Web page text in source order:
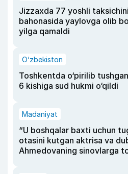
Jizzaxda 77 yoshli
bahonasida yaylovga olib
yilga qamaldi
O‘zbekiston
Toshkentda o‘pirilib
6 kishiga sud hukmi o‘qildi
Madaniyat
“U boshqalar baxti uchun
otasini kutgan aktrisa va
Ahmedovaning sinovlarga